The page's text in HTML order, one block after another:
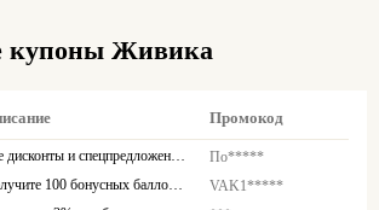
купоны Живика
Промокод
По*****
VAK1*****